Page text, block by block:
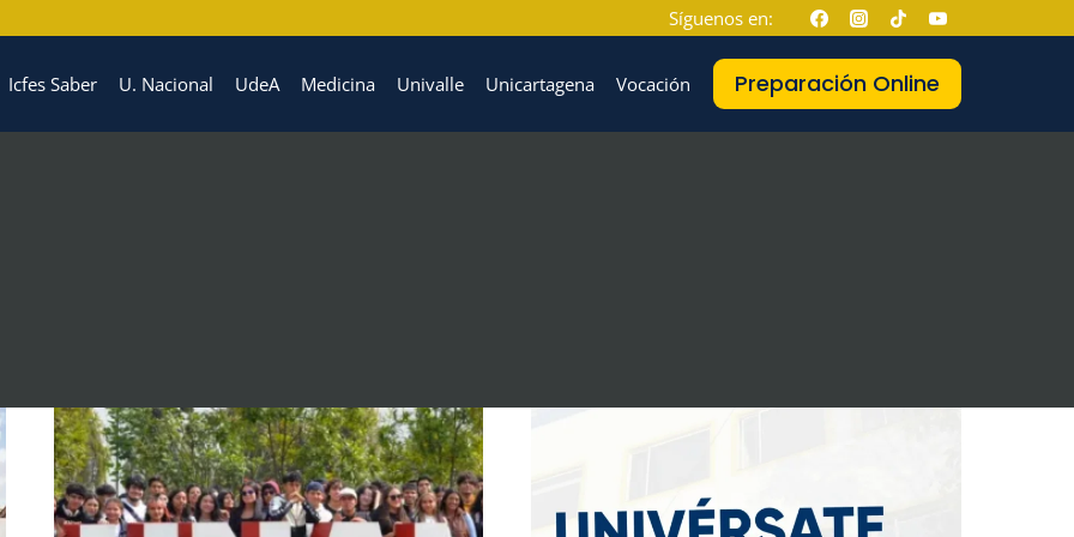
Síguenos en:
Icfes Saber U. Nacional UdeA Medicina Univalle Unicartagena Vocación Preparación Online